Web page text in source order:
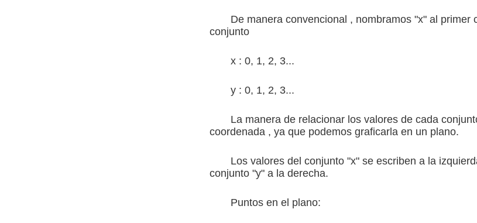
De manera convencional , nombramos "x" al primer
conjunto
x : 0, 1, 2, 3...
y : 0, 1, 2, 3...
La manera de relacionar los valores de cada
coordenada , ya que podemos graficarla en un plano.
Los valores del conjunto "x" se escriben a la
conjunto "y" a la derecha.
Puntos en el plano: